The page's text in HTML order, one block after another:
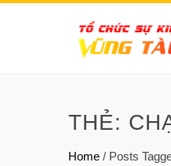
THẺ:
Home / Posts